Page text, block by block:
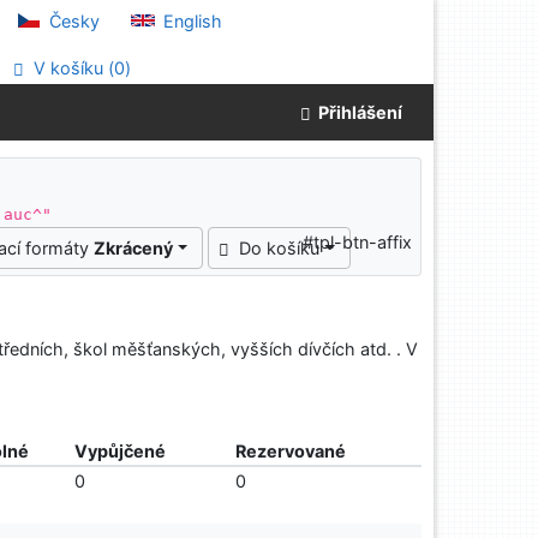
Česky English
V košíku (0)
Přihlášení
formáty Zkrácený Do košíku#tpl-btn-affix
škol měšťanských, vyšších dívčích atd. . V
Vypůjčené
Rezervované
0
0